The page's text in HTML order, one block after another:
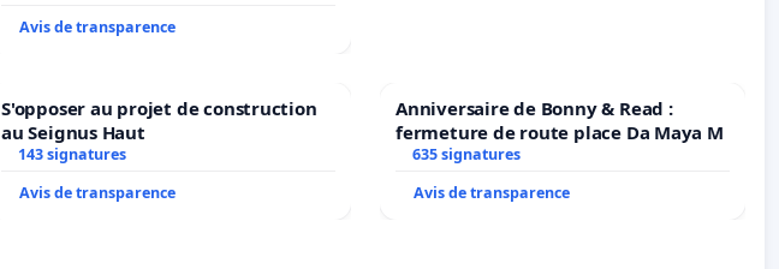
Avis de transparence
S'opposer au projet de construction
au Seignus Haut
143 signatures
Avis de transparence
Anniversaire de Bonny & Read :
fermeture de route place Da Maya M
635 signatures
Avis de transparence